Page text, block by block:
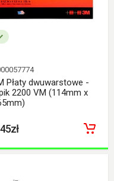
Płaty dwuwarstowe -
2200 VM (114mm x